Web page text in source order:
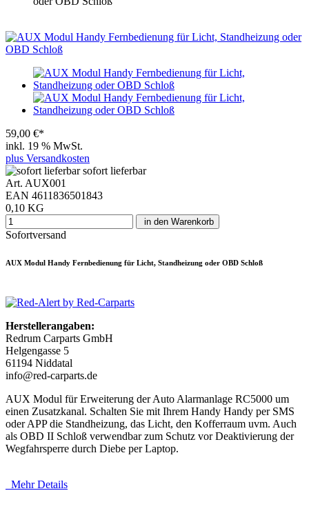
59,00 €*
inkl. 19 % MwSt.
plus Versandkosten
sofort lieferbar
Art. AUX001
EAN 4611836501843
0,10 KG
in den Warenkorb
Sofortversand
AUX Modul Handy Fernbedienung für Licht, Standheizung oder OBD Schloß
Herstellerangaben:
Redrum Carparts GmbH
Helgengasse 5
61194 Niddatal
info@red-carparts.de
AUX Modul für Erweiterung der Auto Alarmanlage RC5000 um
einen Zusatzkanal. Schalten Sie mit Ihrem Handy Handy per SMS
oder APP die Standheizung, das Licht, den Kofferraum uvm. Auch
als OBD II Schloß verwendbar zum Schutz vor Deaktivierung der
Wegfahrsperre durch Diebe per Laptop.
Mehr Details